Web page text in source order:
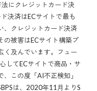
にクレジットカード決
決済はECサイトで最も
、クレジットカード決済
の被害はECサイト構築プ
く及んでいます。フュー
してECサイトで商品・サ
この度「AI不正検知」
は、2020年11月よりS